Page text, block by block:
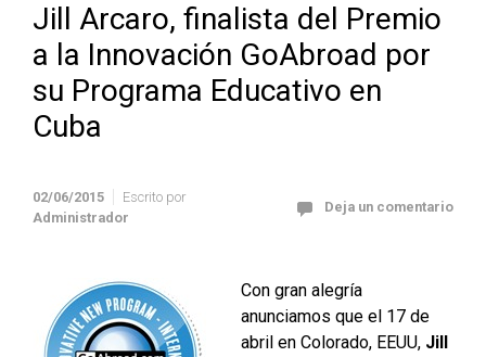
Jill Arcaro, finalista del Premio
a la Innovación GoAbroad por
su Programa Educativo en
Cuba
02/06/2015
Escrito por
Administrador
Deja un comentario
Con gran alegría
anunciamos que el 17 de
abril en Colorado, EEUU, Jill